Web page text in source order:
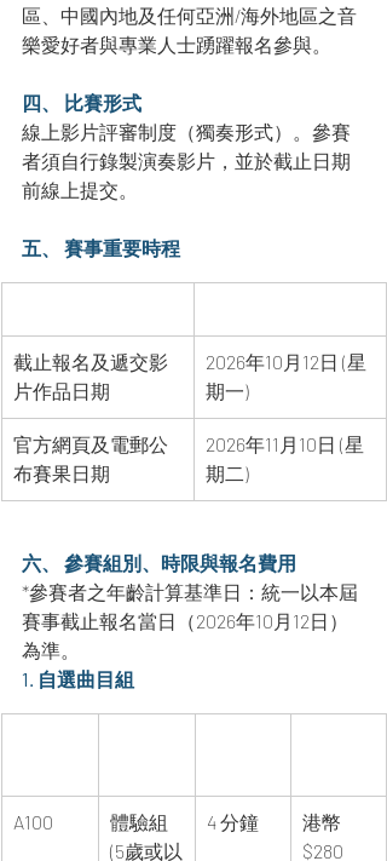
區、中國內地及任何亞洲/海外地區之音
樂愛好者與專業人士踴躍報名參與。
四、 比賽形式
線上影片評審制度（獨奏形式）。參賽
者須自行錄製演奏影片，並於截止日期
前線上提交。
五、 賽事重要時程
截止報名及遞交影
片作品日期
2026年10月12日 (星
期一)
官方網頁及電郵公
布賽果日期
2026年11月10日 (星
期二)
六、 參賽組別、時限與報名費用
*參賽者之年齡計算基準日：統一以本屆
賽事截止報名當日（2026年10月12日）
為準。
1. 自選曲目組
A100
體驗組
(5歲或以
4 分鐘
港幣
$280